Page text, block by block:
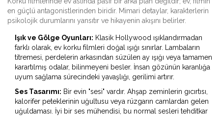
en güçlü antagonistlerinden biridir. Mimari detaylar, karakterlerin
psikolojik durumlarını yansıtır ve hikayenin akışını belirler.
Işık ve Gölge Oyunları: Klasik Hollywood ışıklandırmadan
farklı olarak, ev korku filmleri doğal ışığı sınırlar. Lambaların
titremesi, perdelerin arkasından süzülen ay ışığı veya tamamen
karartılmış odalar, bilinmeyeni besler. İnsan gözünün karanlığa
uyum sağlama sürecindeki yavaşlığı, gerilimi artırır.
Ses Tasarımı: Bir evin "sesi" vardır. Ahşap zeminlerin gıcırtısı,
kalorifer peteklerinin uğultusu veya rüzgarın camlardan gelen
uğuldaması. İyi bir ses mühendisi, bu normal sesleri tehditkar